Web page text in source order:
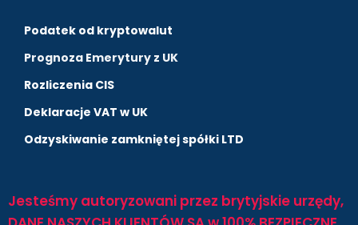
Podatek od kryptowalut
Prognoza Emerytury z UK
Rozliczenia CIS
Deklaracje VAT w UK
Odzyskiwanie zamkniętej spółki LTD
Jesteśmy autoryzowani przez brytyjskie urzędy,